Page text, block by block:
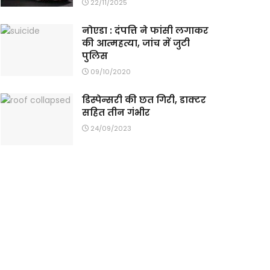
22/11/2025
नोएडा : दंपत्ति ने फांसी लगाकर
की आत्महत्या, जांच में जुटी
पुलिस
09/10/2020
डिस्पेन्सरी की छत गिरी, डाक्टर
सहित तीन गंभीर
24/09/2023